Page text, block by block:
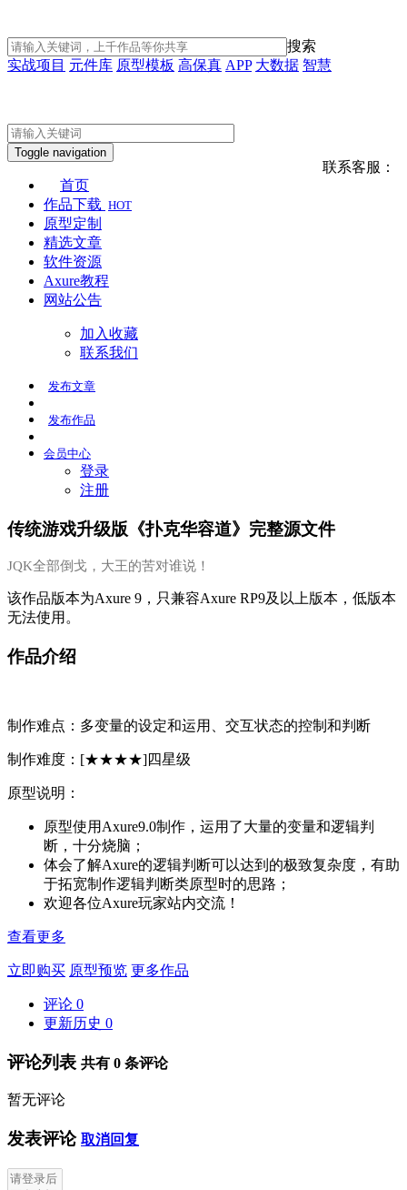
搜索
实战项目 元件库 原型模板 高保真 APP 大数据 智慧
联系客服：
Toggle navigation
首页
作品下载 HOT
原型定制
精选文章
软件资源
Axure教程
网站公告
加入收藏
联系我们
发布文章
发布作品
会员中心
登录
注册
传统游戏升级版《扑克华容道》完整源文件
JQK全部倒戈，大王的苦对谁说！
该作品版本为Axure 9，只兼容Axure RP9及以上版本，低版本
无法使用。
作品介绍
制作难点：多变量的设定和运用、交互状态的控制和判断
制作难度：[★★★★]四星级
原型说明：
原型使用Axure9.0制作，运用了大量的变量和逻辑判
断，十分烧脑；
体会了解Axure的逻辑判断可以达到的极致复杂度，有助
于拓宽制作逻辑判断类原型时的思路；
欢迎各位Axure玩家站内交流！
查看更多
立即购买 原型预览 更多作品
评论 0
更新历史 0
评论列表 共有 0 条评论
暂无评论
发表评论 取消回复